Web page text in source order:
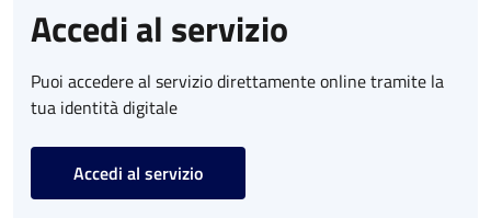
Accedi al servizio
Puoi accedere al servizio direttamente online tramite la
tua identità digitale
Accedi al servizio